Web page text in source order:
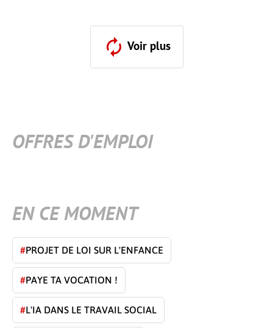
Voir plus
OFFRES D'EMPLOI
EN CE MOMENT
#PROJET DE LOI SUR L'ENFANCE
#PAYE TA VOCATION !
#L'IA DANS LE TRAVAIL SOCIAL